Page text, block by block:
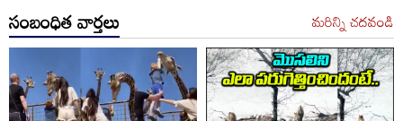
సంబంధిత వార్తలు మరిన్ని చదవండి